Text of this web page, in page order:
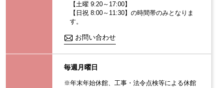
【土曜 9:20～17:00】
【日祝 8:00～11:30】の時間帯のみとなりま
す。
お問い合わせ
毎週月曜日
※年末年始休館、工事・法令点検等による休館